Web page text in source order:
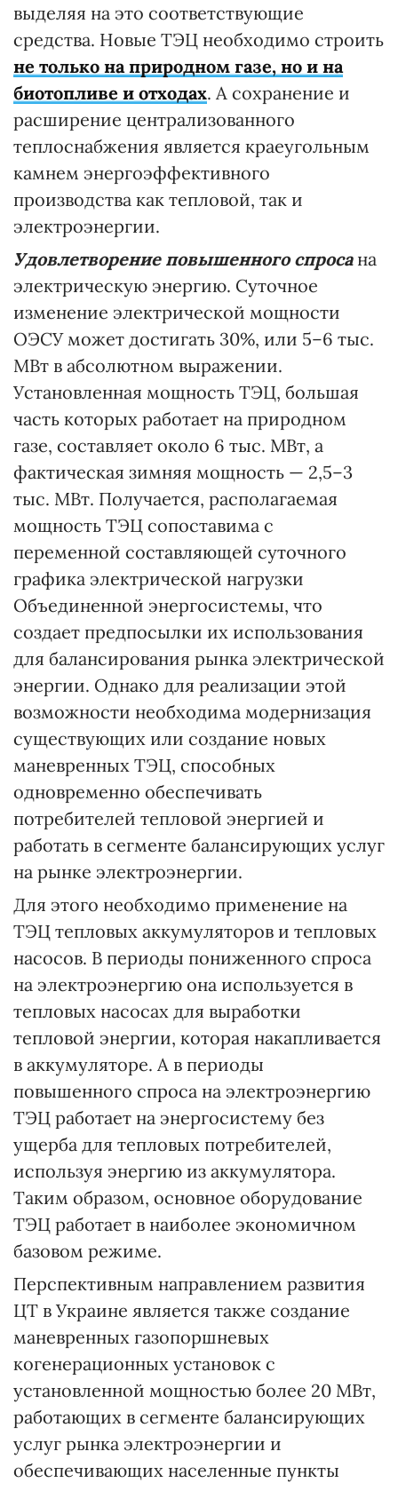
выделяя на это соответствующие
средства. Новые ТЭЦ необходимо строить
не только на природном газе, но и на
биотопливе и отходах. А сохранение и
расширение централизованного
теплоснабжения является краеугольным
камнем энергоэффективного
производства как тепловой, так и
электроэнергии.
Удовлетворение повышенного спроса на
электрическую энергию. Суточное
изменение электрической мощности
ОЭСУ может достигать 30%, или 5–6 тыс.
МВт в абсолютном выражении.
Установленная мощность ТЭЦ, большая
часть которых работает на природном
газе, составляет около 6 тыс. МВт, а
фактическая зимняя мощность — 2,5–3
тыс. МВт. Получается, располагаемая
мощность ТЭЦ сопоставима с
переменной составляющей суточного
графика электрической нагрузки
Объединенной энергосистемы, что
создает предпосылки их использования
для балансирования рынка электрической
энергии. Однако для реализации этой
возможности необходима модернизация
существующих или создание новых
маневренных ТЭЦ, способных
одновременно обеспечивать
потребителей тепловой энергией и
работать в сегменте балансирующих услуг
на рынке электроэнергии.
Для этого необходимо применение на
ТЭЦ тепловых аккумуляторов и тепловых
насосов. В периоды пониженного спроса
на электроэнергию она используется в
тепловых насосах для выработки
тепловой энергии, которая накапливается
в аккумуляторе. А в периоды
повышенного спроса на электроэнергию
ТЭЦ работает на энергосистему без
ущерба для тепловых потребителей,
используя энергию из аккумулятора.
Таким образом, основное оборудование
ТЭЦ работает в наиболее экономичном
базовом режиме.
Перспективным направлением развития
ЦТ в Украине является также создание
маневренных газопоршневых
когенерационных установок с
установленной мощностью более 20 МВт,
работающих в сегменте балансирующих
услуг рынка электроэнергии и
обеспечивающих населенные пункты